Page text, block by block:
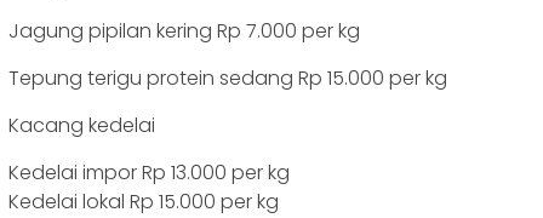
Jagung pipilan kering Rp 7.000 per kg
Tepung terigu protein sedang Rp 15.000 per kg
Kacang kedelai
Kedelai impor Rp 13.000 per kg
Kedelai lokal Rp 15.000 per kg